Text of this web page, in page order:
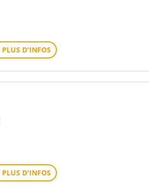
PLUS D'INFOS
PLUS D'INFOS